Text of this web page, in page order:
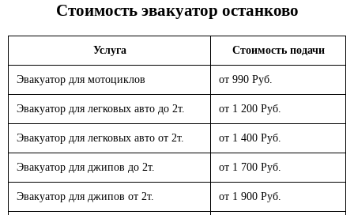
Стоимость эвакуатор останково
Услуга Стоимость подачи
Эвакуатор для мотоциклов от 990 Руб.
Эвакуатор для легковых авто до 2т. от 1 200 Руб.
Эвакуатор для легковых авто от 2т. от 1 400 Руб.
Эвакуатор для джипов до 2т. от 1 700 Руб.
Эвакуатор для джипов от 2т. от 1 900 Руб.